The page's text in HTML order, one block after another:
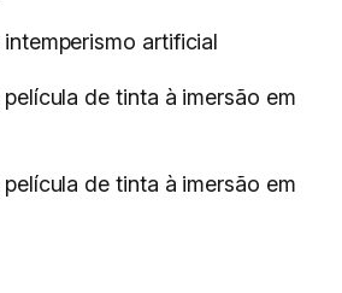
artificial
de tinta à imersão em
de tinta à imersão em